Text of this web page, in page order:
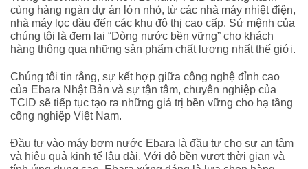
cùng hàng ngàn dự án lớn nhỏ, từ các nhà máy nhiệt điện,
nhà máy lọc dầu đến các khu đô thị cao cấp. Sứ mệnh của
chúng tôi là đem lại “Dòng nước bền vững” cho khách
hàng thông qua những sản phẩm chất lượng nhất thế giới.
Chúng tôi tin rằng, sự kết hợp giữa công nghệ đỉnh cao
của Ebara Nhật Bản và sự tận tâm, chuyên nghiệp của
TCID sẽ tiếp tục tạo ra những giá trị bền vững cho hạ tầng
công nghiệp Việt Nam.
Đầu tư vào máy bơm nước Ebara là đầu tư cho sự an tâm
và hiệu quả kinh tế lâu dài. Với độ bền vượt thời gian và